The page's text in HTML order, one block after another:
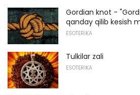
Gordian knot -
qanday qilib kesish
ESOTERIKA
Tulkilar zali
ESOTERIKA